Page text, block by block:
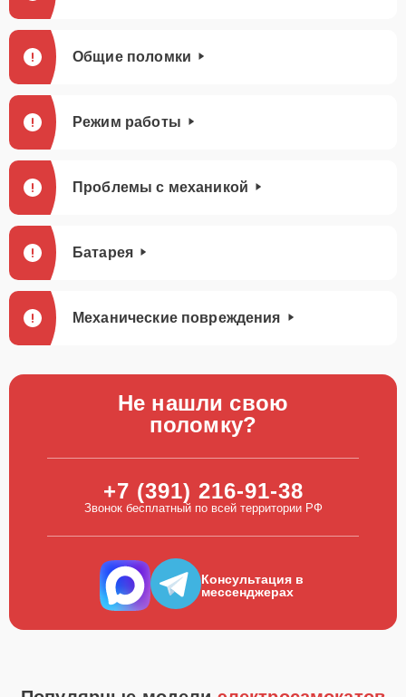
Общие поломки
Режим работы
Проблемы с механикой
Батарея
Механические повреждения
Не нашли свою
поломку?
+7 (391) 216-91-38
Звонок бесплатный по всей территории РФ
Консультация в
мессенджерах